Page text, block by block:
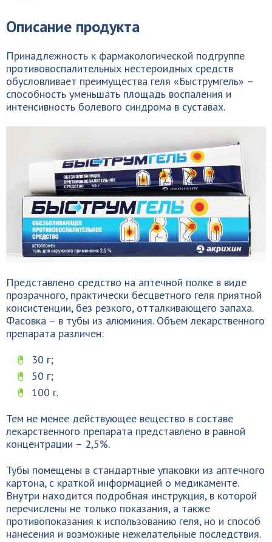
Описание продукта
Принадлежность к фармакологической подгруппе
противовоспалительных нестероидных средств
обусловливает преимущества геля «Быструмгель» –
способность уменьшать площадь воспаления и
интенсивность болевого синдрома в суставах.
Представлено средство на аптечной полке в виде
прозрачного, практически бесцветного геля приятной
консистенции, без резкого, отталкивающего запаха.
Фасовка – в тубы из алюминия. Объем лекарственного
препарата различен:
30 г;
50 г;
100 г.
Тем не менее действующее вещество в составе
лекарственного препарата представлено в равной
концентрации – 2,5%.
Тубы помещены в стандартные упаковки из аптечного
картона, с краткой информацией о медикаменте.
Внутри находится подробная инструкция, в которой
перечислены не только показания, а также
противопоказания к использованию геля, но и способ
нанесения и возможные нежелательные последствия.